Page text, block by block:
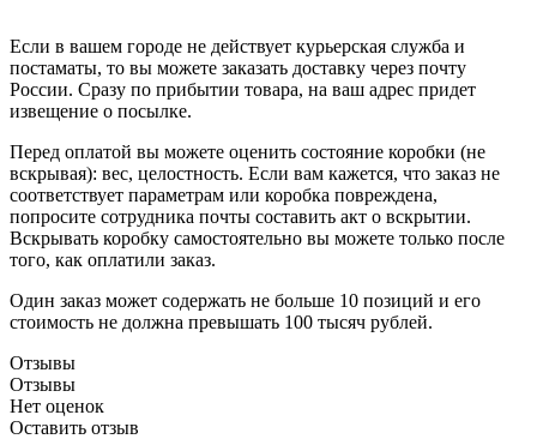
Если в вашем городе не действует курьерская служба и
постаматы, то вы можете заказать доставку через почту
России. Сразу по прибытии товара, на ваш адрес придет
извещение о посылке.
Перед оплатой вы можете оценить состояние коробки (не
вскрывая): вес, целостность. Если вам кажется, что заказ не
соответствует параметрам или коробка повреждена,
попросите сотрудника почты составить акт о вскрытии.
Вскрывать коробку самостоятельно вы можете только после
того, как оплатили заказ.
Один заказ может содержать не больше 10 позиций и его
стоимость не должна превышать 100 тысяч рублей.
Отзывы
Отзывы
Нет оценок
Оставить отзыв